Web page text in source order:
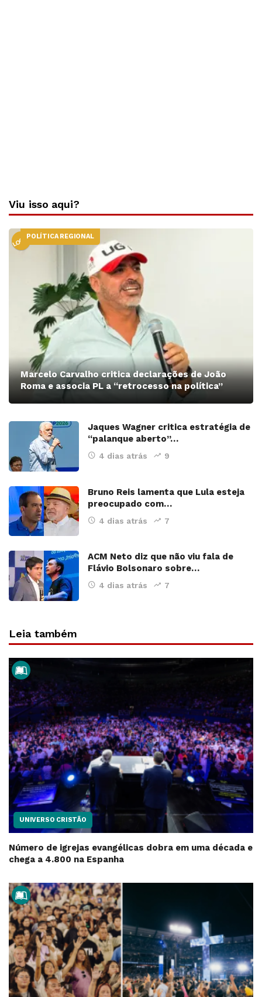
Viu isso aqui?
LOCALPOLÍTICA REGIONAL
Marcelo Carvalho critica declarações de João
Roma e associa PL a “retrocesso na política”
Jaques Wagner critica estratégia de
“palanque aberto”…
4 dias atrás 9
Bruno Reis lamenta que Lula esteja
preocupado com…
4 dias atrás 7
ACM Neto diz que não viu fala de
Flávio Bolsonaro sobre…
4 dias atrás 7
Leia também
UNIVERSO CRISTÃO
Número de igrejas evangélicas dobra em uma década e
chega a 4.800 na Espanha